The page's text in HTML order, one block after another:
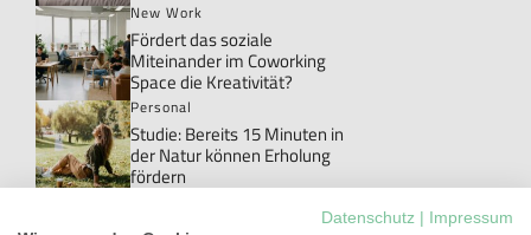
New Work
Fördert das soziale
Miteinander im Coworking
Space die Kreativität?
Personal
Studie: Bereits 15 Minuten in
der Natur können Erholung
fördern
Datenschutz
Impressum